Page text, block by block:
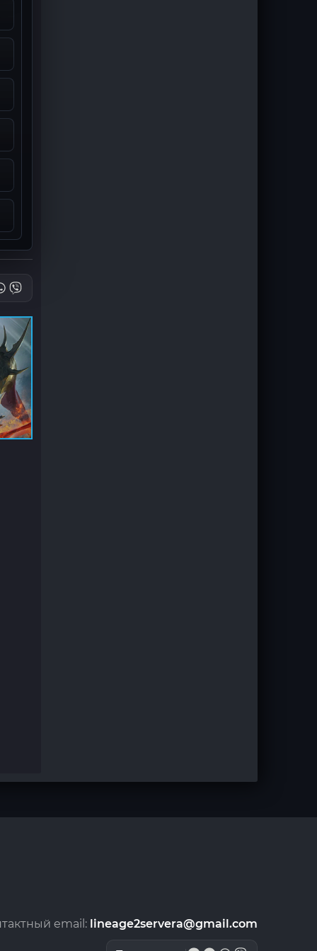
email: lineage2servera@gmail.com